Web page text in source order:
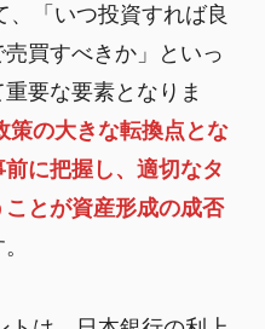
、「いつ投資すれば良
買すべきか」といっ
要な要素となりま
策の大きな転換点とな
に把握し、適切なタ
とが資産形成の成否